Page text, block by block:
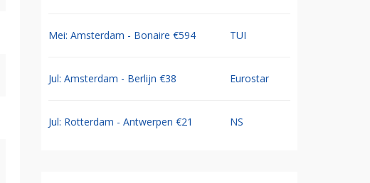
Mei: Amsterdam - Bonaire €594 TUI
Jul: Amsterdam - Berlijn €38 Eurostar
Jul: Rotterdam - Antwerpen €21 NS